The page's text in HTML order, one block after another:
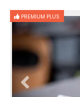
PREMIUM PLUS